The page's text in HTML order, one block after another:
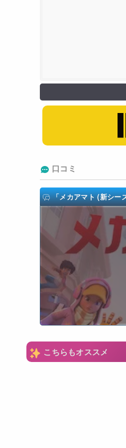
口コミ
「メカアマト (新シー
こちらもオススメ